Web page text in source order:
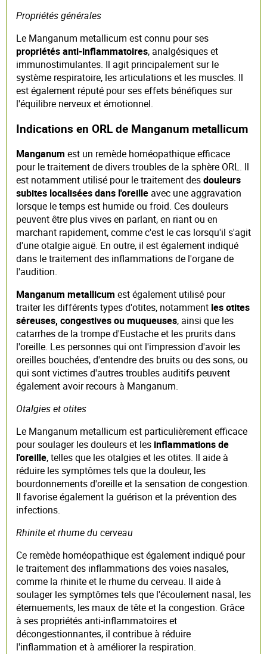
Propriétés générales
Le Manganum metallicum est connu pour ses
propriétés anti-inflammatoires, analgésiques et
immunostimulantes. Il agit principalement sur le
système respiratoire, les articulations et les muscles. Il
est également réputé pour ses effets bénéfiques sur
l'équilibre nerveux et émotionnel.
Indications en ORL de Manganum metallicum
Manganum est un remède homéopathique efficace
pour le traitement de divers troubles de la sphère ORL. Il
est notamment utilisé pour le traitement desdouleurs
subites localisées dans l'oreille avec une aggravation
lorsque le temps est humide ou froid. Ces douleurs
peuvent être plus vives en parlant, en riant ou en
marchant rapidement, comme c'est le cas lorsqu'il s'agit
d'une otalgie aiguë. En outre, il est également indiqué
dans le traitement des inflammations de l'organe de
l'audition.
Manganum metallicum est également utilisé pour
traiter les différents types d'otites, notamment les otites
séreuses, congestives ou muqueuses, ainsi que les
catarrhes de la trompe d'Eustache et les prurits dans
l'oreille. Les personnes qui ont l'impression d'avoir les
oreilles bouchées, d'entendre des bruits ou des sons, ou
qui sont victimes d'autres troubles auditifs peuvent
également avoir recours à Manganum.
Otalgies et otites
Le Manganum metallicum est particulièrement efficace
pour soulager les douleurs et les inflammations de
l'oreille, telles que les otalgies et les otites. Il aide à
réduire les symptômes tels que la douleur, les
bourdonnements d'oreille et la sensation de congestion.
Il favorise également la guérison et la prévention des
infections.
Rhinite et rhume du cerveau
Ce remède homéopathique est également indiqué pour
le traitement des inflammations des voies nasales,
comme la rhinite et le rhume du cerveau. Il aide à
soulager les symptômes tels que l'écoulement nasal, les
éternuements, les maux de tête et la congestion. Grâce
à ses propriétés anti-inflammatoires et
décongestionnantes, il contribue à réduire
l'inflammation et à améliorer la respiration.